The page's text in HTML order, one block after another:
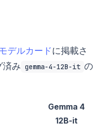
デルカードに掲載さ
済み gemma-4-12B-it の
Gemma 4
12B-it